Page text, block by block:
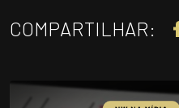
PRIVACIDADE
COMPARTILHAR: